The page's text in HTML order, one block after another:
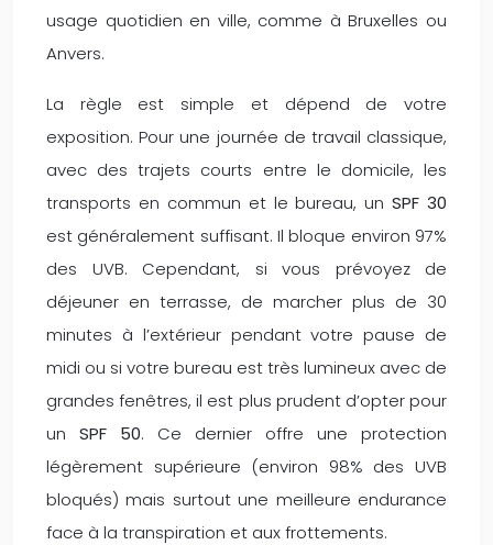
usage quotidien en ville, comme à Bruxelles ou
Anvers.
La règle est simple et dépend de votre
exposition. Pour une journée de travail classique,
avec des trajets courts entre le domicile, les
transports en commun et le bureau, unSPF 30
est généralement suffisant. Il bloque environ 97%
des UVB. Cependant, si vous prévoyez de
déjeuner en terrasse, de marcher plus de 30
minutes à l’extérieur pendant votre pause de
midi ou si votre bureau est très lumineux avec de
grandes fenêtres, il est plus prudent d’opter pour
un SPF 50. Ce dernier offre une protection
légèrement supérieure (environ 98% des UVB
bloqués) mais surtout une meilleure endurance
face à la transpiration et aux frottements.